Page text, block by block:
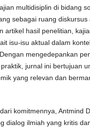
multidisiplin di bidang
sebagai ruang diskursus
artikel hasil penelitian,
isu-isu aktual dalam
mengedepankan
jurnal ini bertujuan
yang relevan dan
komitmennya, Antmind
dialog ilmiah yang kritis